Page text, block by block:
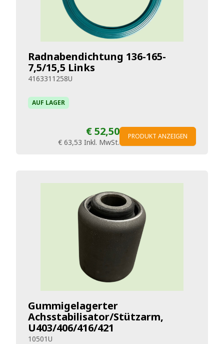
Radnabendichtung 136-165-
7,5/15,5 Links
4163311258U
AUF LAGER
€ 52,50
€ 63,53 Inkl. MwSt.
PRODUKT ANZEIGEN
Gummigelagerter
Achsstabilisator/Stützarm,
U403/406/416/421
10501U